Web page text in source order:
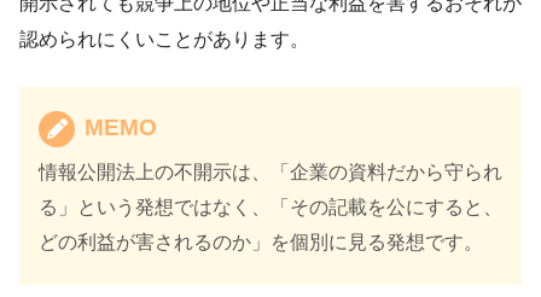
認められにくいことがあります。
MEMO
情報公開法上の不開示は、「企業の資料だから守られ
る」という発想ではなく、「その記載を公にすると、
どの利益が害されるのか」を個別に見る発想です。